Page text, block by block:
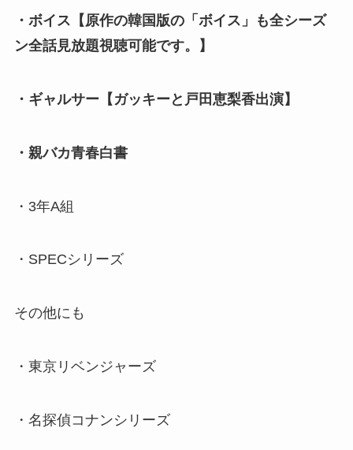
・ボイス【原作の韓国版の「ボイス」も全シーズ
ン全話見放題視聴可能です。】
・ギャルサー【ガッキーと戸田恵梨香出演】
・親バカ青春白書
・3年A組
・SPECシリーズ
その他にも
・東京リベンジャーズ
・名探偵コナンシリーズ